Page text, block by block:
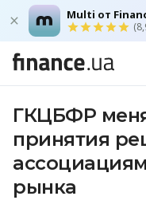
Multi от
ГКЦБФР
принятия
рынка